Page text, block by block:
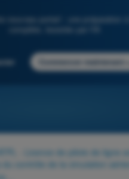
nouveau portail : une préparation à
Commencer maintenant
ATPL - Licence de pilote de ligne
contrôle de la circulation